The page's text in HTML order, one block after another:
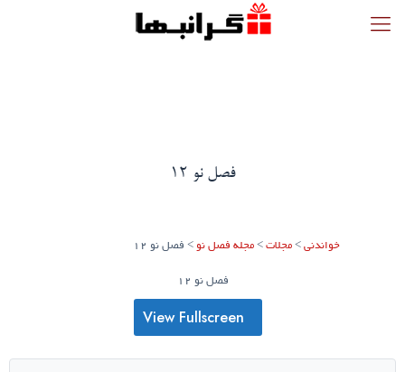
فصل نو 12
خواندنی> مجلات> مجله فصل نو > فصل نو 12
فصل نو 12
View Fullscreen